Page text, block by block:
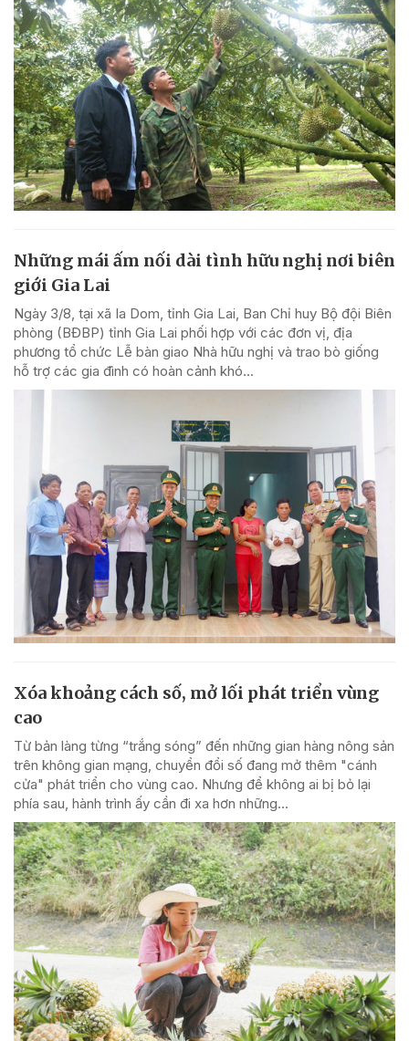
Những mái ấm nối dài tình hữu nghị nơi biên
giới Gia Lai
Ngày 3/8, tại xã Ia Dom, tỉnh Gia Lai, Ban Chỉ huy Bộ đội Biên
phòng (BĐBP) tỉnh Gia Lai phối hợp với các đơn vị, địa
phương tổ chức Lễ bàn giao Nhà hữu nghị và trao bò giống
hỗ trợ các gia đình có hoàn cảnh khó...
Xóa khoảng cách số, mở lối phát triển vùng
cao
Từ bản làng từng “trắng sóng” đến những gian hàng nông sản
trên không gian mạng, chuyển đổi số đang mở thêm "cánh
cửa" phát triển cho vùng cao. Nhưng để không ai bị bỏ lại
phía sau, hành trình ấy cần đi xa hơn những...